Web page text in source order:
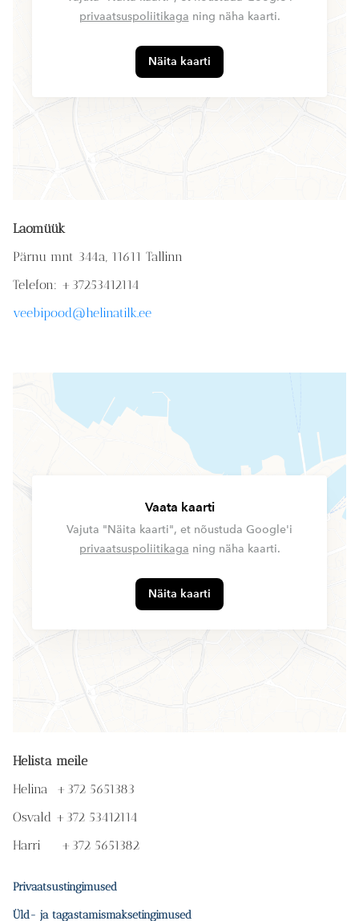
privaatsuspoliitikaga ning näha kaarti.
Näita kaarti
Laomüük
Pärnu mnt 344a, 11611 Tallinn
Telefon: +37253412114
veebipood@helinatilk.ee
Vaata kaarti
Vajuta "Näita kaarti", et nõustuda Google'i
privaatsuspoliitikaga ning näha kaarti.
Näita kaarti
Helista meile
Helina +372 5651383
Osvald +372 53412114
Harri +372 5651382
Privaatsustingimused
Üld- ja tagastamismaksetingimused